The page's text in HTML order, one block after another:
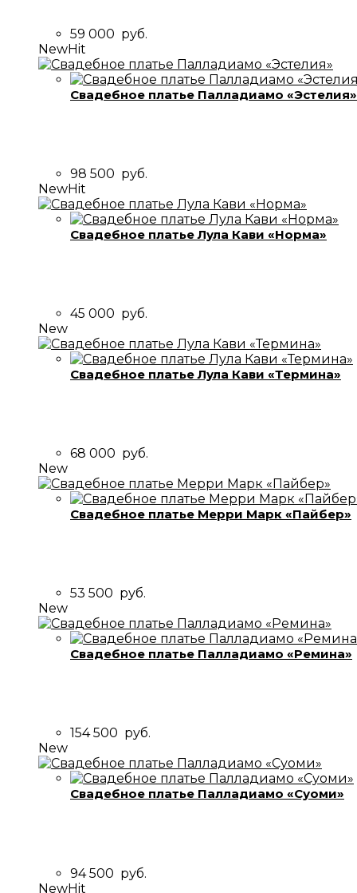
59 000 руб.
NewHit
Свадебное платье Палладиамо «Эстелия»
98 500 руб.
NewHit
Свадебное платье Лула Кави «Норма»
45 000 руб.
New
Свадебное платье Лула Кави «Термина»
68 000 руб.
New
Свадебное платье Мерри Марк «Пайбер»
53 500 руб.
New
Свадебное платье Палладиамо «Ремина»
154 500 руб.
New
Свадебное платье Палладиамо «Суоми»
94 500 руб.
NewHit